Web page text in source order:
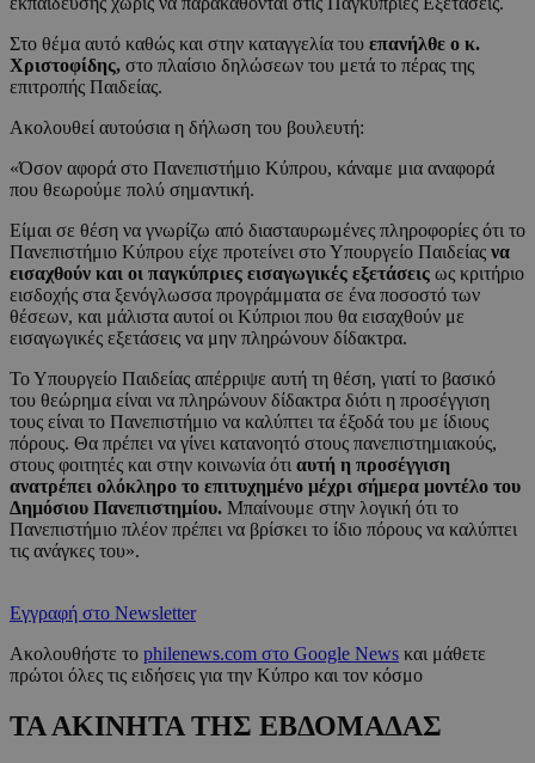
Στο θέμα αυτό καθώς και στην καταγγελία του επανήλθε ο κ.
Χριστοφίδης, στο πλαίσιο δηλώσεων του μετά το πέρας της
επιτροπής Παιδείας.
Ακολουθεί αυτούσια η δήλωση του βουλευτή:
«Όσον αφορά στο Πανεπιστήμιο Κύπρου, κάναμε μια αναφορά
που θεωρούμε πολύ σημαντική.
Είμαι σε θέση να γνωρίζω από διασταυρωμένες πληροφορίες ότι το
Πανεπιστήμιο Κύπρου είχε προτείνει στο Υπουργείο Παιδείας να
εισαχθούν και οι παγκύπριες εισαγωγικές εξετάσεις ως κριτήριο
εισδοχής στα ξενόγλωσσα προγράμματα σε ένα ποσοστό των
θέσεων, και μάλιστα αυτοί οι Κύπριοι που θα εισαχθούν με
εισαγωγικές εξετάσεις να μην πληρώνουν δίδακτρα.
Το Υπουργείο Παιδείας απέρριψε αυτή τη θέση, γιατί το βασικό
του θεώρημα είναι να πληρώνουν δίδακτρα διότι η προσέγγιση
τους είναι το Πανεπιστήμιο να καλύπτει τα έξοδά του με ίδιους
πόρους. Θα πρέπει να γίνει κατανοητό στους πανεπιστημιακούς,
στους φοιτητές και στην κοινωνία ότι αυτή η προσέγγιση
ανατρέπει ολόκληρο το επιτυχημένο μέχρι σήμερα μοντέλο του
Δημόσιου Πανεπιστημίου. Μπαίνουμε στην λογική ότι το
Πανεπιστήμιο πλέον πρέπει να βρίσκει το ίδιο πόρους να καλύπτει
τις ανάγκες του».
Εγγραφή στο Newsletter
Ακολουθήστε το philenews.com στο Google News και μάθετε
πρώτοι όλες τις ειδήσεις για την Κύπρο και τον κόσμο
ΤΑ ΑΚΙΝΗΤΑ ΤΗΣ ΕΒΔΟΜΑΔΑΣ